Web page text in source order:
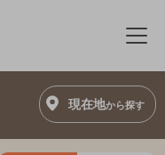
メ
現在地から探す